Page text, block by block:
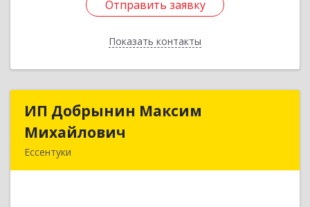
Отправить заявку
Показать контакты
Отправить заявку
Назад
ИП Добрынин Максим
Михайлович
Ессентуки
ИП Добрынин Максим